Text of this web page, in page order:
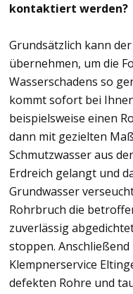
kontaktiert werden?
Grundsätzlich kann
übernehmen, um die
Wasserschadens so
kommt sofort bei
beispielsweise einen
dann mit gezielten
Schmutzwasser aus
Erdreich gelangt und
Grundwasser
Rohrbruch die
zuverlässig
stoppen.
Klempnerservice
defekten Rohre und